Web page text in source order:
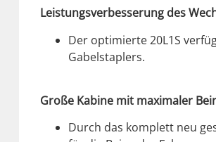
Leis­tungsverbesserung des
Der opti­mierte 20L1S
Gabel­sta­plers.
Große Kabine mit max­i­maler
Durch das kom­plett neu